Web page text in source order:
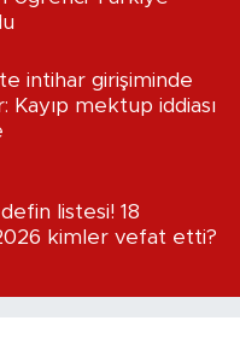
intihar girişiminde
Kayıp mektup iddiası
listesi! 18
kimler vefat etti?